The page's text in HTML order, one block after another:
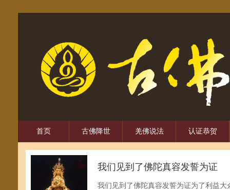
首页 古佛降世 羌佛说法 认证恭贺
我们见到了佛陀真容发誓为证
我们见到了佛陀真容发誓为证为了利益